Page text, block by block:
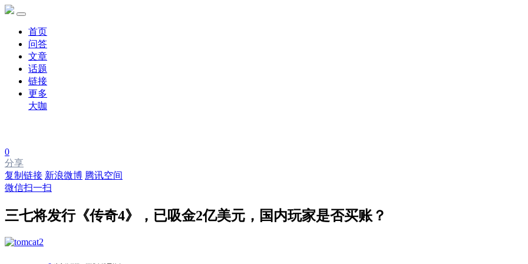
首页
问答
文章
话题
链接
更多
大咖
0
分享
复制链接 新浪微博 腾讯空间
微信扫一扫
三七将发行《传奇4》，已吸金2亿美元，国内玩家是否买账？